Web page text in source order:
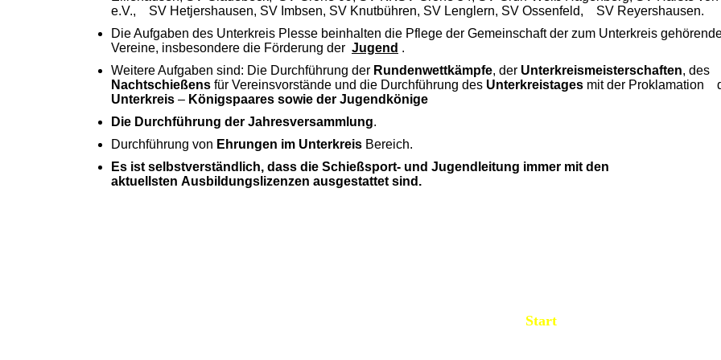
e.V., SV Hetjershausen, SV Imbsen, SV Knutbühren, SV Lenglern, SV Ossenfeld, SV Reyershausen.
Die Aufgaben des Unterkreis Plesse beinhalten die Pflege der Gemeinschaft der zum Unterkreis
Vereine, insbesondere die Förderung der Jugend .
Weitere Aufgaben sind: Die Durchführung der Rundenwettkämpfe, der Unterkreismeisterschaften, des
Nachtschießens für Vereinsvorstände und die Durchführung des Unterkreistages mit der Proklamation
Unterkreis – Königspaares sowie der Jugendkönige
Die Durchführung der Jahresversammlung.
Durchführung von Ehrungen im Unterkreis Bereich.
Es ist selbstverständlich, dass die Schießsport- und Jugendleitung immer mit den
aktuellsten Ausbildungslizenzen ausgestattet sind.
Start